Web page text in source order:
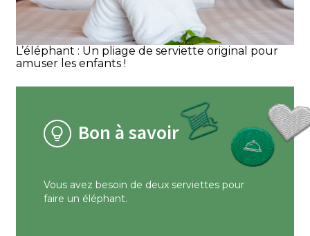
L’éléphant : Un pliage de serviette original pour
amuser les enfants !
Bon à savoir
Vous avez besoin de deux serviettes pour
faire un éléphant.